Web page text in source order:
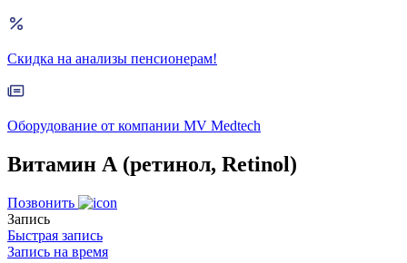
Скидка на анализы пенсионерам!
Оборудование от компании MV Medtech
Витамин А (ретинол, Retinol)
Позвонить
Запись
Быстрая запись
Запись на время